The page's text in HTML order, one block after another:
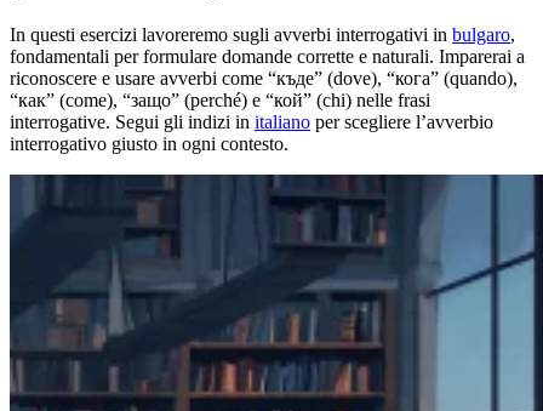
In questi esercizi lavoreremo sugli avverbi interrogativi in bulgaro,
fondamentali per formulare domande corrette e naturali. Imparerai a
riconoscere e usare avverbi come “къде” (dove), “кога” (quando),
“как” (come), “защо” (perché) e “кой” (chi) nelle frasi
interrogative. Segui gli indizi in italiano per scegliere l’avverbio
interrogativo giusto in ogni contesto.